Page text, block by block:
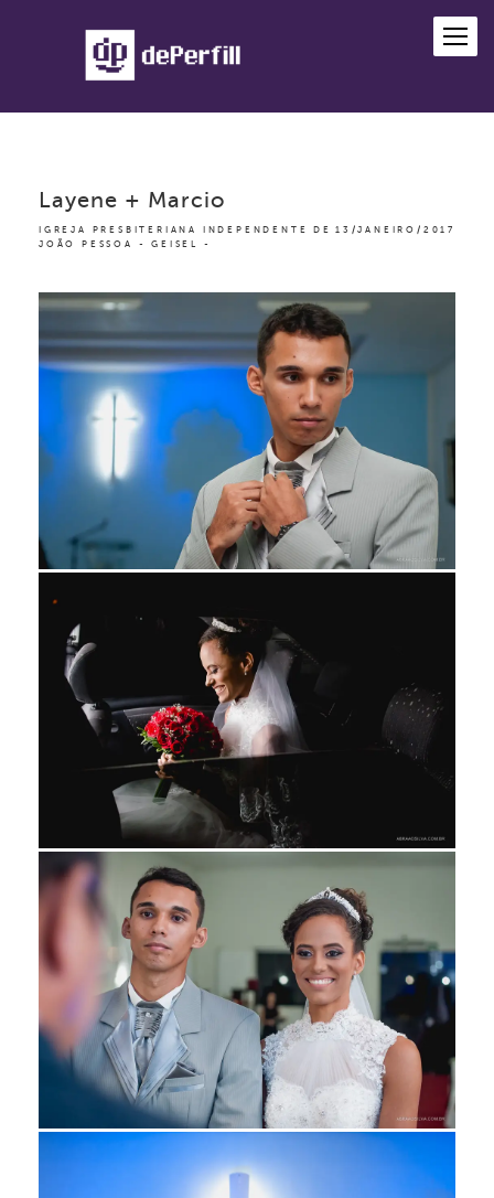
IGREJA PRESBITERIANA INDEPENDENTE DE
JOÃO PESSOA - GEISEL
13/JANEIRO/2017
Layene + Marcio